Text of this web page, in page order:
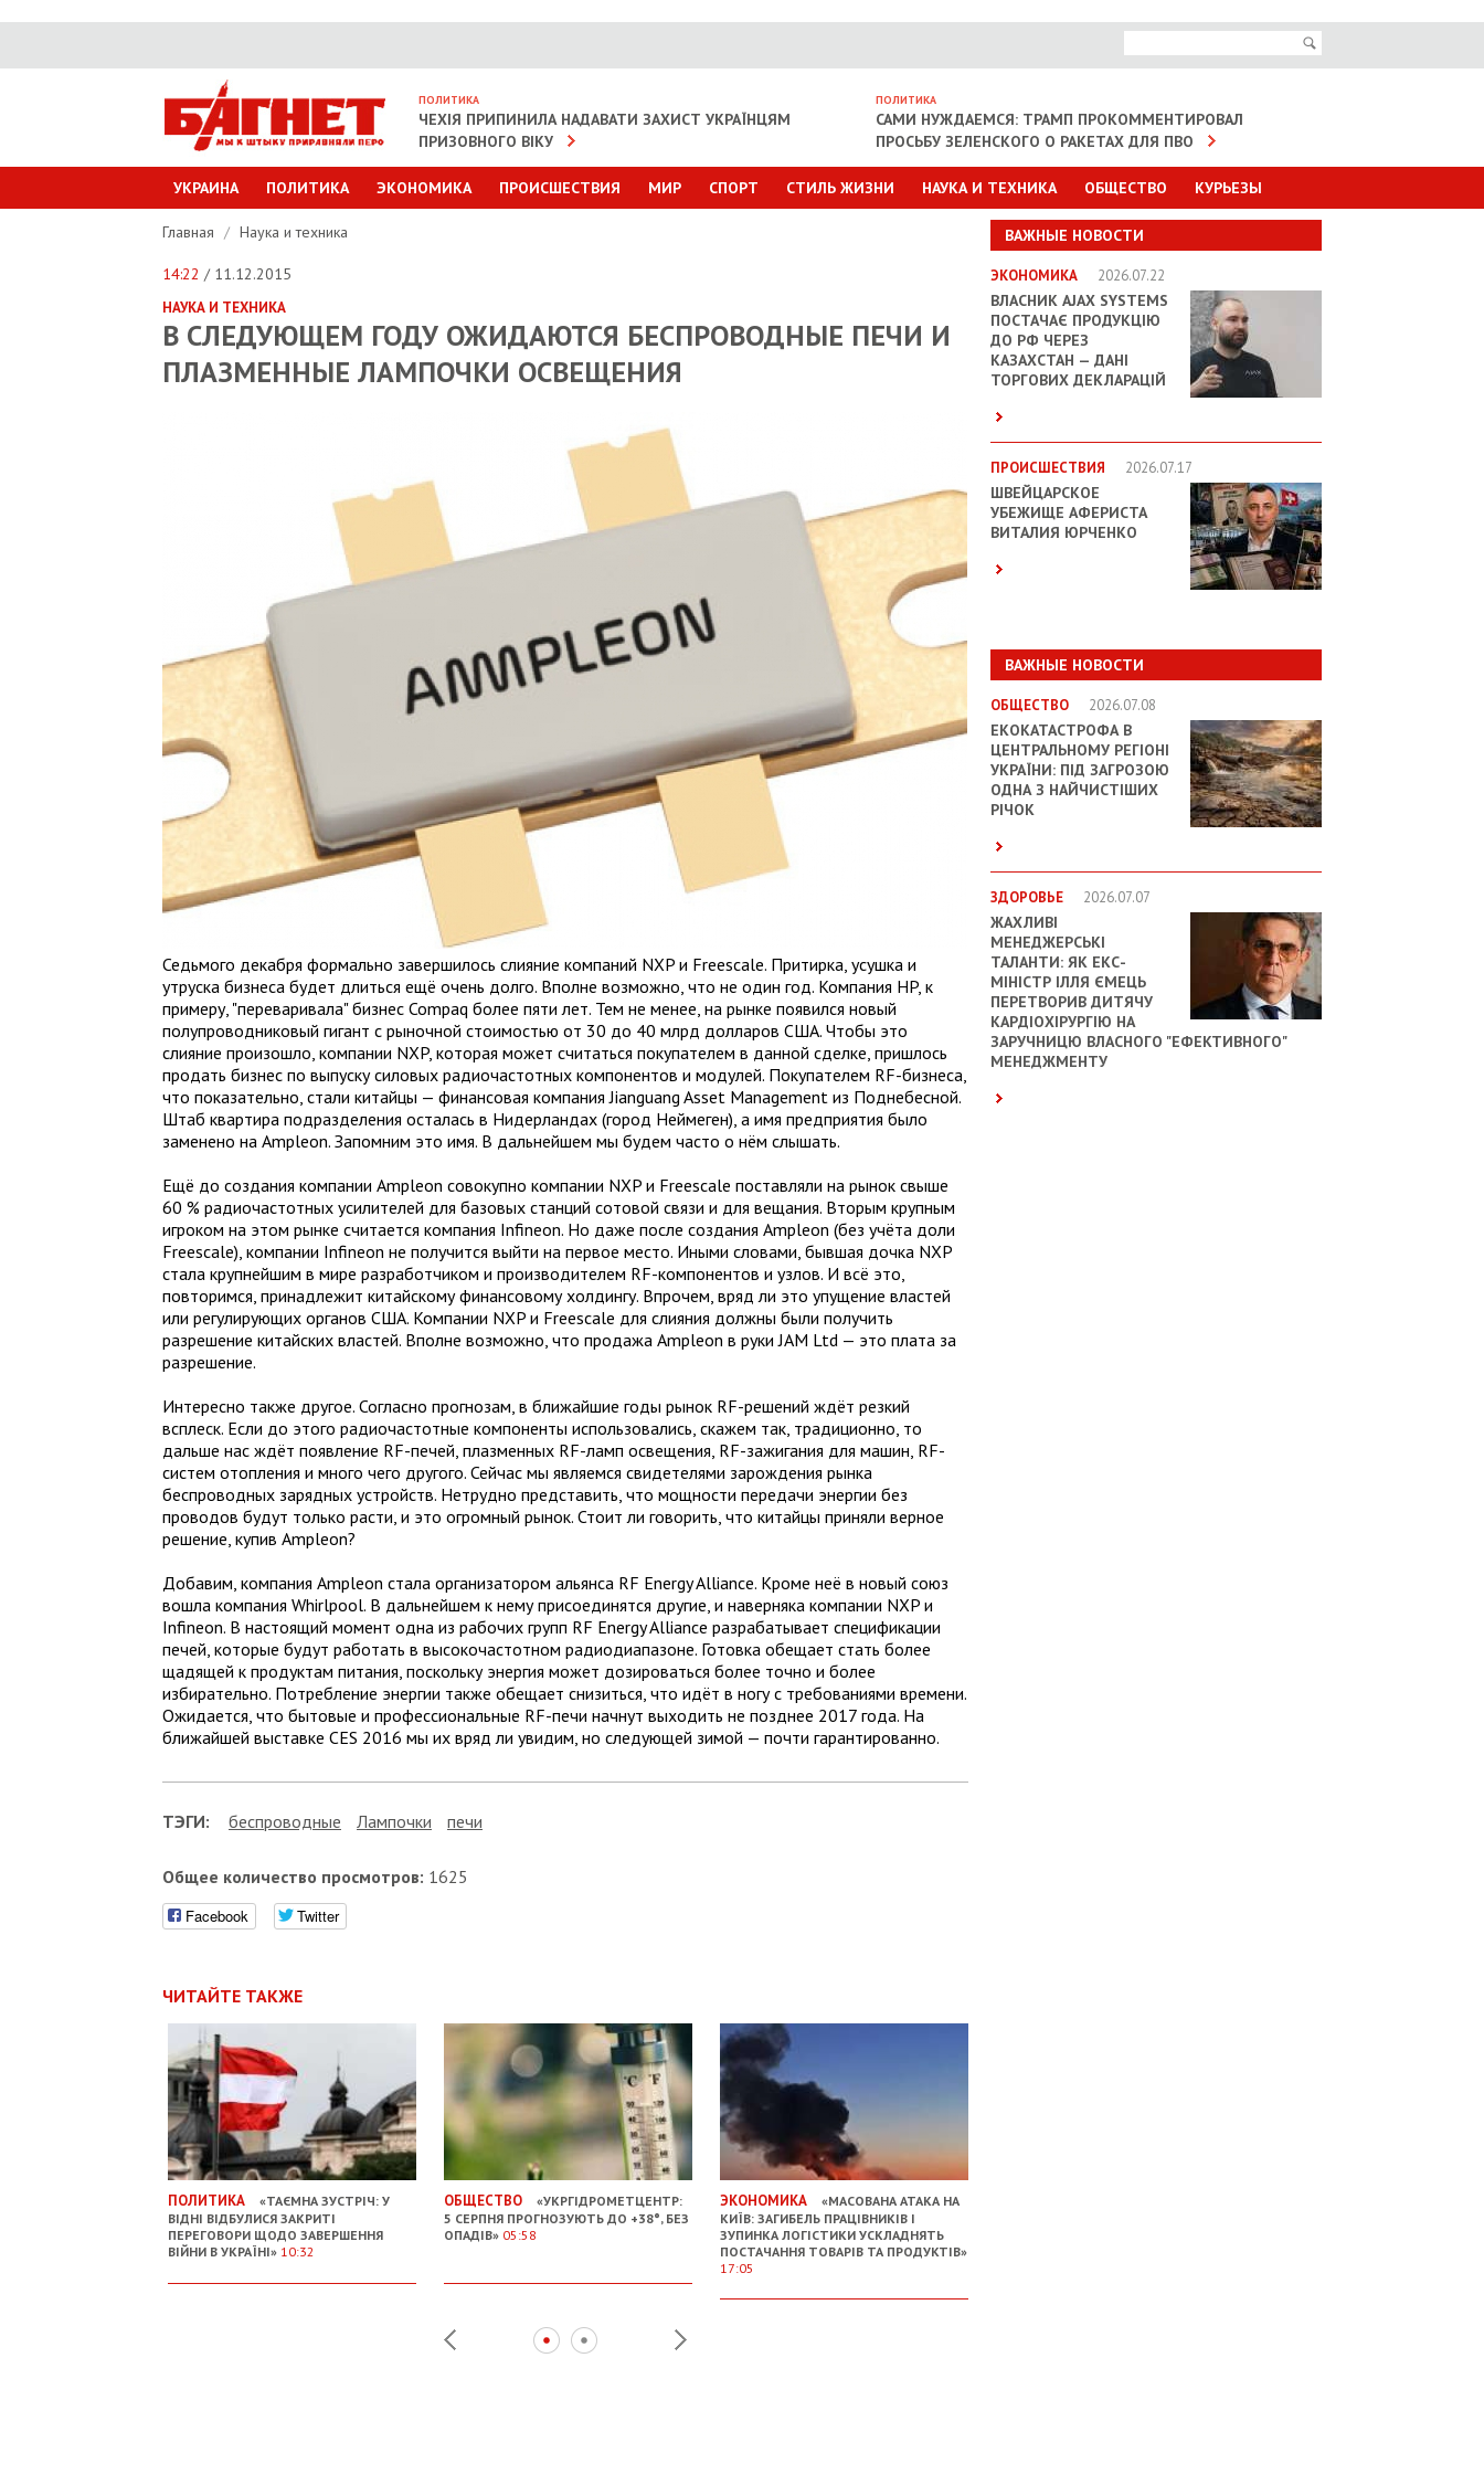
ПОЛИТИКА
ЧЕХІЯ ПРИПИНИЛА НАДАВАТИ ЗАХИСТ УКРАЇНЦЯМ
ПРИЗОВНОГО ВІКУ
ПОЛИТИКА
САМИ НУЖДАЕМСЯ: ТРАМП ПРОКОММЕНТИРОВАЛ
ПРОСЬБУ ЗЕЛЕНСКОГО О РАКЕТАХ ДЛЯ ПВО
УКРАИНА ПОЛИТИКА ЭКОНОМИКА ПРОИСШЕСТВИЯ МИР СПОРТ СТИЛЬ ЖИЗНИ НАУКА И ТЕХНИКА ОБЩЕСТВО КУРЬЕЗЫ
ВАЖНЫЕ НОВОСТИ
ЭКОНОМИКА 2026.07.22
ВЛАСНИК AJAX SYSTEMS
ПОСТАЧАЄ ПРОДУКЦІЮ
ДО РФ ЧЕРЕЗ
КАЗАХСТАН — ДАНІ
ТОРГОВИХ ДЕКЛАРАЦІЙ
ПРОИСШЕСТВИЯ 2026.07.17
ШВЕЙЦАРСКОЕ
УБЕЖИЩЕ АФЕРИСТА
ВИТАЛИЯ ЮРЧЕНКО
ВАЖНЫЕ НОВОСТИ
ОБЩЕСТВО 2026.07.08
ЕКОКАТАСТРОФА В
ЦЕНТРАЛЬНОМУ РЕГІОНІ
УКРАЇНИ: ПІД ЗАГРОЗОЮ
ОДНА З НАЙЧИСТІШИХ
РІЧОК
ЗДОРОВЬЕ 2026.07.07
ЖАХЛИВІ
МЕНЕДЖЕРСЬКІ
ТАЛАНТИ: ЯК ЕКС-
МІНІСТР ІЛЛЯ ЄМЕЦЬ
ПЕРЕТВОРИВ ДИТЯЧУ
КАРДІОХІРУРГІЮ НА
ЗАРУЧНИЦЮ ВЛАСНОГО "ЕФЕКТИВНОГО"
МЕНЕДЖМЕНТУ
Главная / Наука и техника
14:22 / 11.12.2015
НАУКА И ТЕХНИКА
В СЛЕДУЮЩЕМ ГОДУ ОЖИДАЮТСЯ БЕСПРОВОДНЫЕ ПЕЧИ И
ПЛАЗМЕННЫЕ ЛАМПОЧКИ ОСВЕЩЕНИЯ
Седьмого декабря формально завершилось слияние компаний NXP и Freescale. Притирка, усушка и
утруска бизнеса будет длиться ещё очень долго. Вполне возможно, что не один год. Компания HP, к
примеру, "переваривала" бизнес Compaq более пяти лет. Тем не менее, на рынке появился новый
полупроводниковый гигант с рыночной стоимостью от 30 до 40 млрд долларов США. Чтобы это
слияние произошло, компании NXP, которая может считаться покупателем в данной сделке, пришлось
продать бизнес по выпуску силовых радиочастотных компонентов и модулей. Покупателем RF-бизнеса,
что показательно, стали китайцы — финансовая компания Jianguang Asset Management из Поднебесной.
Штаб квартира подразделения осталась в Нидерландах (город Неймеген), а имя предприятия было
заменено на Ampleon. Запомним это имя. В дальнейшем мы будем часто о нём слышать.
Ещё до создания компании Ampleon совокупно компании NXP и Freescale поставляли на рынок свыше
60 % радиочастотных усилителей для базовых станций сотовой связи и для вещания. Вторым крупным
игроком на этом рынке считается компания Infineon. Но даже после создания Ampleon (без учёта доли
Freescale), компании Infineon не получится выйти на первое место. Иными словами, бывшая дочка NXP
стала крупнейшим в мире разработчиком и производителем RF-компонентов и узлов. И всё это,
повторимся, принадлежит китайскому финансовому холдингу. Впрочем, вряд ли это упущение властей
или регулирующих органов США. Компании NXP и Freescale для слияния должны были получить
разрешение китайских властей. Вполне возможно, что продажа Ampleon в руки JAM Ltd — это плата за
разрешение.
Интересно также другое. Согласно прогнозам, в ближайшие годы рынок RF-решений ждёт резкий
всплеск. Если до этого радиочастотные компоненты использовались, скажем так, традиционно, то
дальше нас ждёт появление RF-печей, плазменных RF-ламп освещения, RF-зажигания для машин, RF-
систем отопления и много чего другого. Сейчас мы являемся свидетелями зарождения рынка
беспроводных зарядных устройств. Нетрудно представить, что мощности передачи энергии без
проводов будут только расти, и это огромный рынок. Стоит ли говорить, что китайцы приняли верное
решение, купив Ampleon?
Добавим, компания Ampleon стала организатором альянса RF Energy Alliance. Кроме неё в новый союз
вошла компания Whirlpool. В дальнейшем к нему присоединятся другие, и наверняка компании NXP и
Infineon. В настоящий момент одна из рабочих групп RF Energy Alliance разрабатывает спецификации
печей, которые будут работать в высокочастотном радиодиапазоне. Готовка обещает стать более
щадящей к продуктам питания, поскольку энергия может дозироваться более точно и более
избирательно. Потребление энергии также обещает снизиться, что идёт в ногу с требованиями времени.
Ожидается, что бытовые и профессиональные RF-печи начнут выходить не позднее 2017 года. На
ближайшей выставке CES 2016 мы их вряд ли увидим, но следующей зимой — почти гарантированно.
ТЭГИ: беспроводные Лампочки печи
Общее количество просмотров: 1625
Facebook Twitter
ЧИТАЙТЕ ТАКЖЕ
ПОЛИТИКА
«ТАЄМНА ЗУСТРІЧ: У
ВІДНІ ВІДБУЛИСЯ ЗАКРИТІ
ПЕРЕГОВОРИ ЩОДО ЗАВЕРШЕННЯ
ВІЙНИ В УКРАЇНІ» 10:32
ОБЩЕСТВО
«УКРГІДРОМЕТЦЕНТР:
5 СЕРПНЯ ПРОГНОЗУЮТЬ ДО +38°, БЕЗ
ОПАДІВ» 05:58
ЭКОНОМИКА
«МАСОВАНА АТАКА НА
КИЇВ: ЗАГИБЕЛЬ ПРАЦІВНИКІВ І
ЗУПИНКА ЛОГІСТИКИ УСКЛАДНЯТЬ
ПОСТАЧАННЯ ТОВАРІВ ТА ПРОДУКТІВ»
17:05